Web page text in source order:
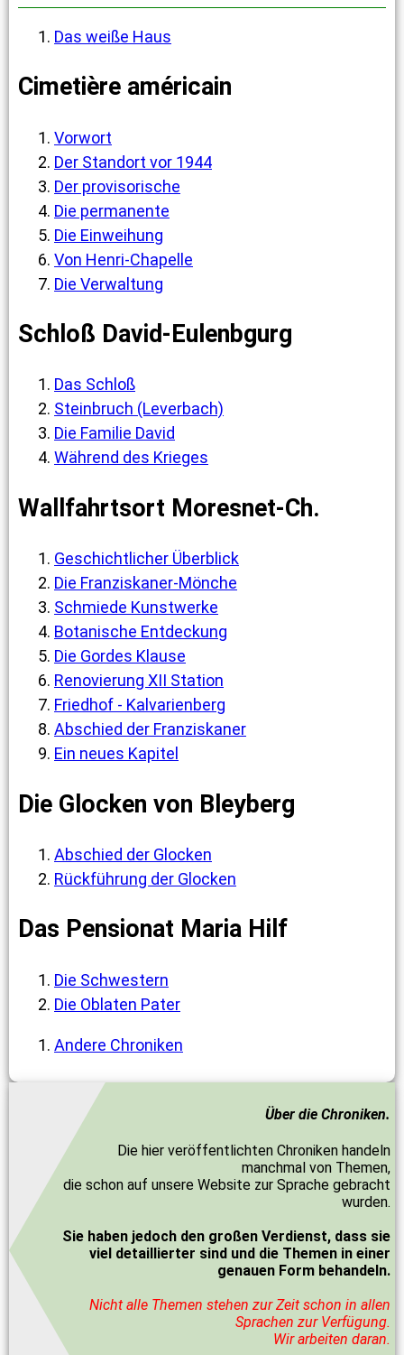
Das weiße Haus
Cimetière américain
Vorwort
Der Standort vor 1944
Der provisorische
Die permanente
Die Einweihung
Von Henri-Chapelle
Die Verwaltung
Schloß David-Eulenbgurg
Das Schloß
Steinbruch (Leverbach)
Die Familie David
Während des Krieges
Wallfahrtsort Moresnet-Ch.
Geschichtlicher Überblick
Die Franziskaner-Mönche
Schmiede Kunstwerke
Botanische Entdeckung
Die Gordes Klause
Renovierung XII Station
Friedhof - Kalvarienberg
Abschied der Franziskaner
Ein neues Kapitel
Die Glocken von Bleyberg
Abschied der Glocken
Rückführung der Glocken
Das Pensionat Maria Hilf
Die Schwestern
Die Oblaten Pater
Andere Chroniken
Über die Chroniken.
Die hier veröffentlichten Chroniken handeln
manchmal von Themen,
die schon auf unsere Website zur Sprache gebracht
wurden.
Sie haben jedoch den großen Verdienst, dass sie
viel detaillierter sind und die Themen in einer
genauen Form behandeln.
Nicht alle Themen stehen zur Zeit schon in allen
Sprachen zur Verfügung.
Wir arbeiten daran.